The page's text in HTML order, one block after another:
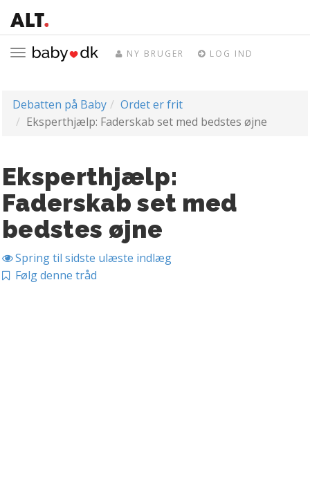
Toggle
NY BRUGER LOG IND
Debatten på Baby
Ordet er frit
Eksperthjælp: Faderskab set med bedstes øjne
Eksperthjælp:
Faderskab set med
bedstes øjne
Spring til sidste ulæste indlæg
Følg denne tråd